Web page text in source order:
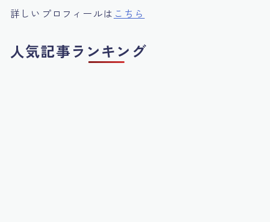
詳しいプロフィールは こちら
人気記事ランキング